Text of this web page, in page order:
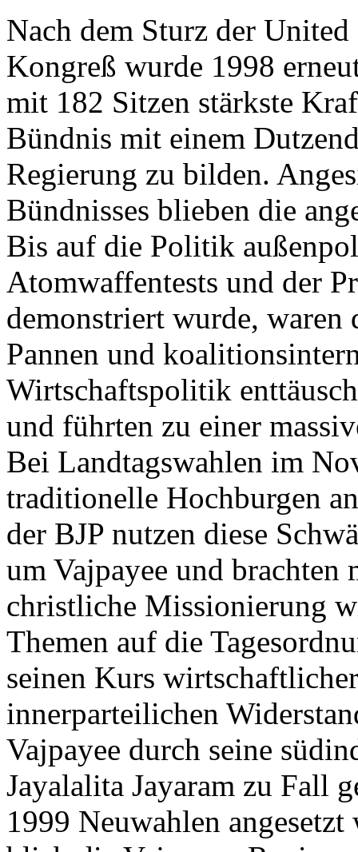
Nach dem Sturz der
Kongreß wurde 1998
mit 182 Sitzen stärkste
Bündnis mit einem
Regierung zu bilden.
Bündnisses blieben die
Bis auf die Politik
Atomwaffentests und der
demonstriert wurde, waren
Pannen und
Wirtschaftspolitik
und führten zu einer
Bei Landtagswahlen im
traditionelle Hochburgen
der BJP nutzen diese
um Vajpayee und brachten
christliche Missionierung
Themen auf die
seinen Kurs
innerparteilichen
Vajpayee durch seine
Jayalalita Jayaram zu Fall
1999 Neuwahlen